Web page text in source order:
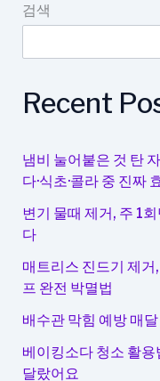
이
검색
Recent
냄비 눌어붙은 것 탄
다·식초·콜라 중 진짜
변기 물때 제거, 주 1
다
매트리스 진드기 제
프 완전 박멸법
배수관 막힘 예방 매
베이킹소다 청소 활
달랐어요